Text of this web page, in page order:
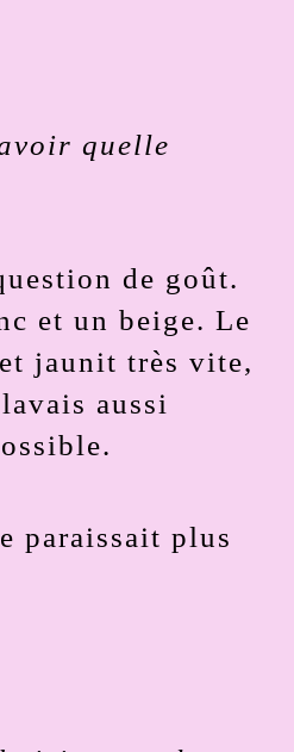
quelle
de goût.
et un beige. Le
jaunit très vite,
aussi
paraissait plus